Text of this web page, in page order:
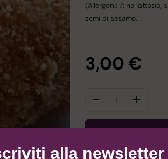
alla newsletter
(Allergeni: 7: no
semi di sesamo.
3,00 €